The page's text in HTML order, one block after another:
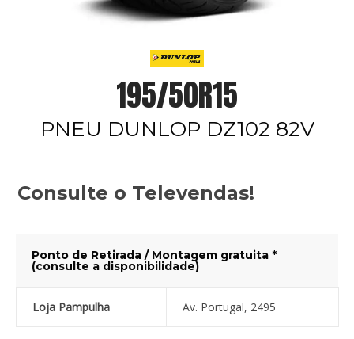
195/50R15
PNEU DUNLOP DZ102 82V
Consulte o Televendas!
Ponto de Retirada / Montagem gratuita *
(consulte a disponibilidade)
Loja Pampulha Av. Portugal, 2495